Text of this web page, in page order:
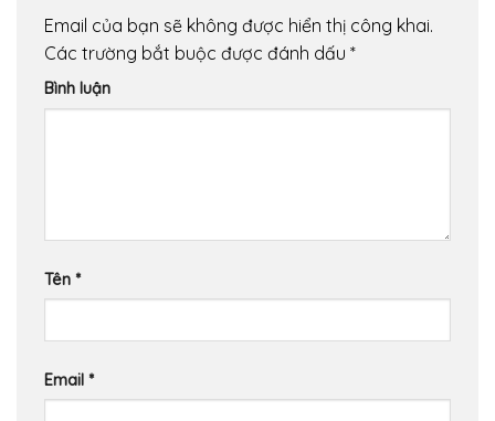
Email của bạn sẽ không được hiển thị công khai.
Các trường bắt buộc được đánh dấu *
Bình luận
Tên *
Email *